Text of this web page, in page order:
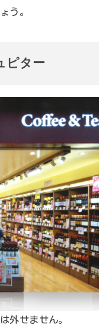
う。
ピター
外せません。